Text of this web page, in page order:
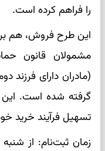
را فراهم کرده است.
این طرح فروش، هم
مشمولان قانون
گرفته شده است. این
تسهیل فرآیند خرید